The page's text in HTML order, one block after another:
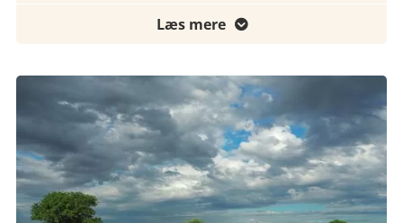
Læs mere 